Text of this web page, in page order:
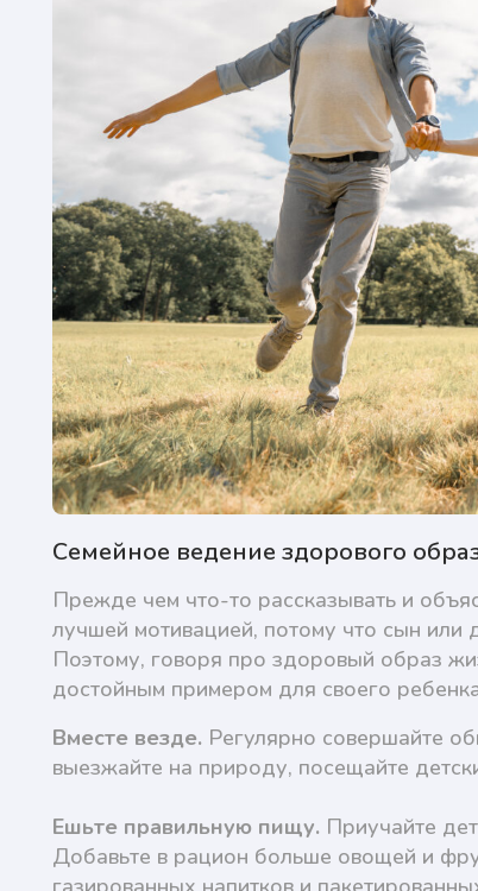
Семейное ведение здорового
Прежде чем что-то рассказывать и
лучшей мотивацией, потому что сын или
Поэтому, говоря про здоровый образ
достойным примером для своего
Вместе везде. Регулярно совершайте
выезжайте на природу, посещайте
Ешьте правильную пищу. Приучайте
Добавьте в рацион больше овощей и